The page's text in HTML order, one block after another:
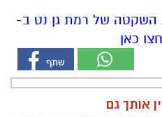
השקטה של רמת גן נט ב-
אותך גם